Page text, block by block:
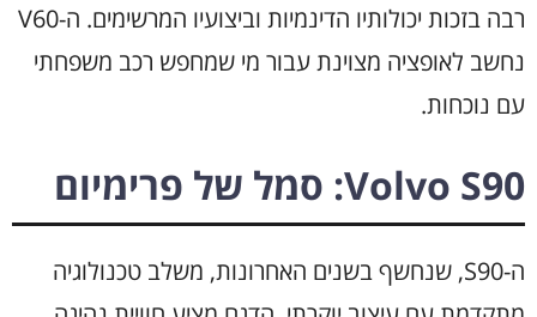
רבה בזכות יכולותיו הדינמיות וביצועיו המרשימים. ה-V60
נחשב לאופציה מצוינת עבור מי שמחפש רכב משפחתי
עם נוכחות.
Volvo S90: סמל של פרימיום
ה-S90, שנחשף בשנים האחרונות, משלב טכנולוגיה